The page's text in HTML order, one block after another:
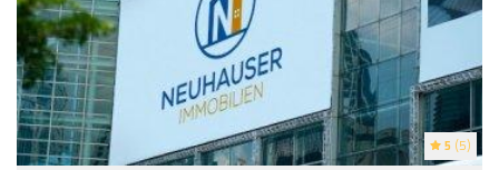
5 (5)